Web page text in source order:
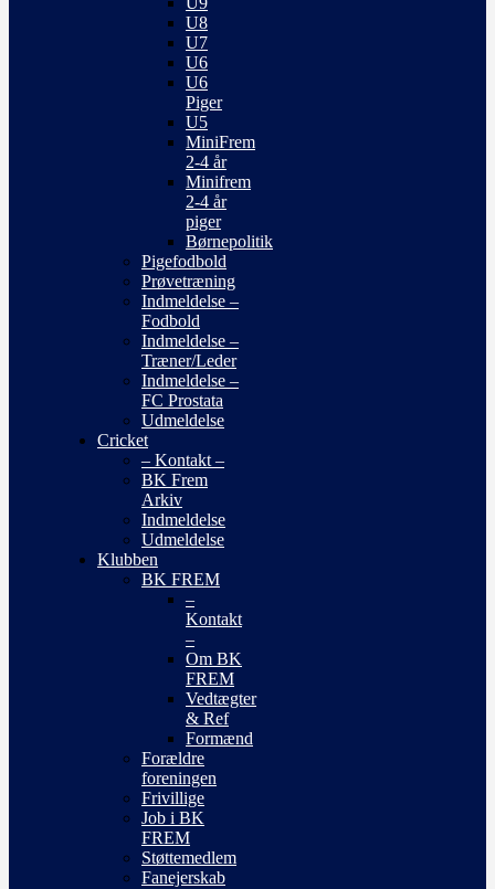
U8
U7
U6
U6
Piger
U5
MiniFrem
2-4 år
Minifrem
2-4 år
piger
Børnepolitik
Pigefodbold
Prøvetræning
Indmeldelse –
Fodbold
Indmeldelse –
Træner/Leder
Indmeldelse –
FC Prostata
Udmeldelse
Cricket
– Kontakt –
BK Frem
Arkiv
Indmeldelse
Udmeldelse
Klubben
BK FREM
–
Kontakt
–
Om BK
FREM
Vedtægter
& Ref
Formænd
Forældre
foreningen
Frivillige
Job i BK
FREM
Støttemedlem
Fanejerskab